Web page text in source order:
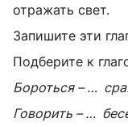
отражать свет.
Запишите эти
Подберите к
Бороться – …
Говорить – …